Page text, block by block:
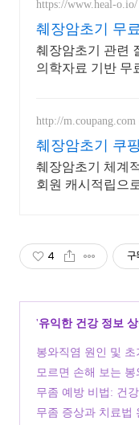
https://www.heal-o.io/
췌장암초기 무
궁금증은 힐오
췌장암초기 관련
의학자료 기반 무
http://m.coupang.com
췌장암초기 쿠
췌장암초기 체계
회원 캐시적립으
4 구
'유익한 건강 정보 상
봉와직염 원인 및 초
모르면 손해 보는 봉
확인하기
(0)
무좀 예방 비법: 건
가이드 팁
(0)
무좀 증상과 치료법